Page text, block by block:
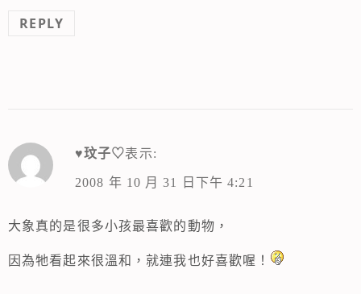
REPLY
♥玟子♡表示:
2008 年 10 月 31 日下午 4:21
大象真的是很多小孩最喜歡的動物，
因為牠看起來很溫和，就連我也好喜歡喔！